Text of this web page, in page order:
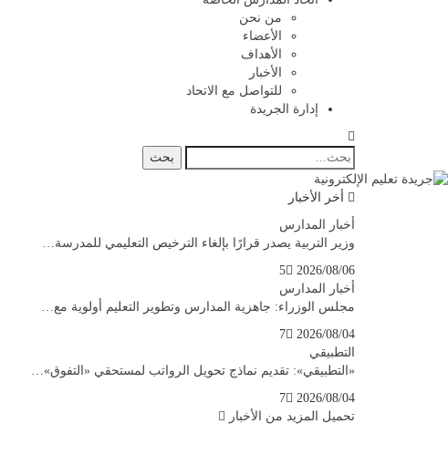
من نحن
الأعضاء
الأهداف
الأخبار
للتواصل مع الاتحاد
إدارة الجريدة
أخر الأخبار
أخبار المدارس
وزير التربية يصدر قرارًا بإلغاء الترخيص التعليمي للمدرسة…
2026/08/06
5
أخبار المدارس
مجلس الوزراء: جاهزية المدارس وتطوير التعليم أولوية مع…
2026/08/04
7
التطبيقي
«التطبيقي»: تقديم نماذج تحويل الرواتب لمستحقي «التفوق»…
2026/08/04
7
تحميل المزيد من الأخبار